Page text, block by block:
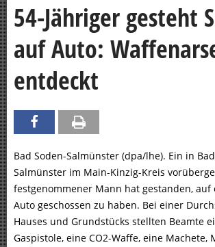
54-Jähriger gesteht
auf Auto:
entdeckt
Bad Soden-Salmünster (dpa/lhe). Ein in
Salmünster im Main-Kinzig-Kreis
festgenommener Mann hat gestanden, auf
Auto geschossen zu haben. Bei einer
Hauses und Grundstücks stellten Beamte
Gaspistole, eine CO2-Waffe, eine Machete,